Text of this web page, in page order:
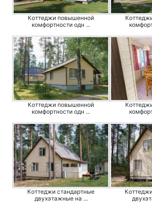
Коттеджи повышенной
комфортности одн ...
Коттеджи повышенной
комфортности одн ...
Коттеджи стандартные
двухэтажные на ...